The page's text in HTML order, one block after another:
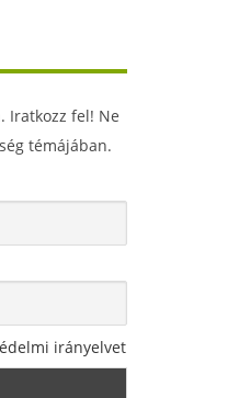
Iratkozz fel! Ne
témájában.
irányelvet